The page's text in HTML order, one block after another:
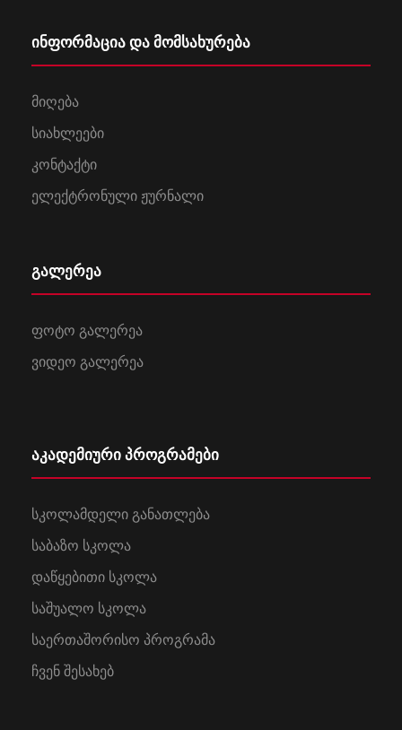
ინფორმაცია და მომსახურება
მიღება
სიახლეები
კონტაქტი
ელექტრონული ჟურნალი
გალერეა
ფოტო გალერეა
ვიდეო გალერეა
აკადემიური პროგრამები
სკოლამდელი განათლება
საბაზო სკოლა
დაწყებითი სკოლა
საშუალო სკოლა
საერთაშორისო პროგრამა
ჩვენ შესახებ